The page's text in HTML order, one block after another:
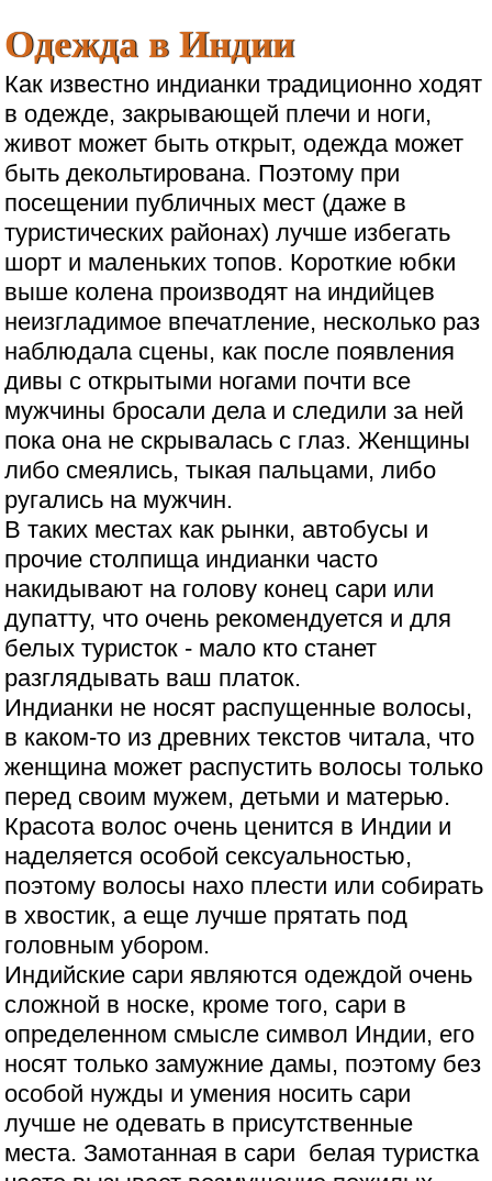
Одежда в Индии
Как известно индианки традиционно ходят
в одежде, закрывающей плечи и ноги,
живот может быть открыт, одежда может
быть декольтирована. Поэтому при
посещении публичных мест (даже в
туристических районах) лучше избегать
шорт и маленьких топов. Короткие юбки
выше колена производят на индийцев
неизгладимое впечатление, несколько раз
наблюдала сцены, как после появления
дивы с открытыми ногами почти все
мужчины бросали дела и следили за ней
пока она не скрывалась с глаз. Женщины
либо смеялись, тыкая пальцами, либо
ругались на мужчин.
В таких местах как рынки, автобусы и
прочие столпища индианки часто
накидывают на голову конец сари или
дупатту, что очень рекомендуется и для
белых туристок - мало кто станет
разглядывать ваш платок.
Индианки не носят распущенные волосы,
в каком-то из древних текстов читала, что
женщина может распустить волосы только
перед своим мужем, детьми и матерью.
Красота волос очень ценится в Индии и
наделяется особой сексуальностью,
поэтому волосы нахо плести или собирать
в хвостик, а еще лучше прятать под
головным убором.
Индийские сари являются одеждой очень
сложной в носке, кроме того, сари в
определенном смысле символ Индии, его
носят только замужние дамы, поэтому без
особой нужды и умения носить сари
лучше не одевать в присутственные
места. Замотанная в сари белая туристка